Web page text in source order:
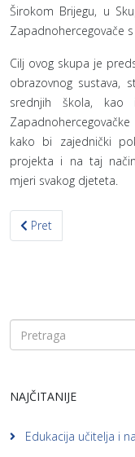
Širokom Brijegu, u
Zapadnohercegovače
Cilj ovog skupa je
obrazovnog sustava,
srednjih škola,
kako bi zajednički
projekta i na taj
mjeri svakog djeteta.
Prethodni članak:
Pret
NAJČITANIJE
Edukacija učitelja i